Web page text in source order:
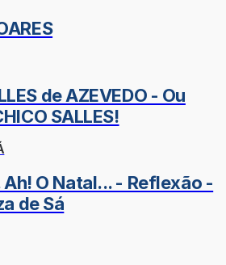
de AZEVEDO - Ou
SALLES!
O Natal... - Reflexão -
de Sá